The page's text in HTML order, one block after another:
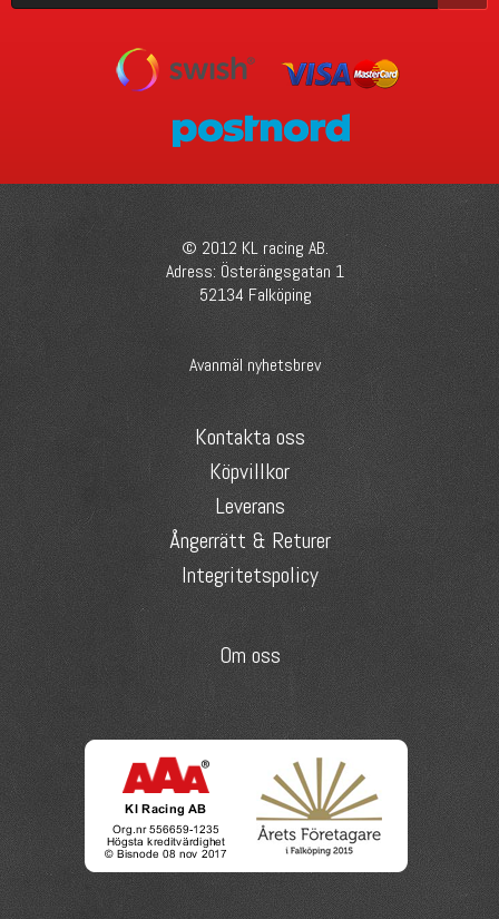
© 2012 KL racing AB.
Adress: Österängsgatan 1
52134 Falköping
Avanmäl nyhetsbrev
Kontakta oss
Köpvillkor
Leverans
Ångerrätt & Returer
Integritetspolicy
Om oss